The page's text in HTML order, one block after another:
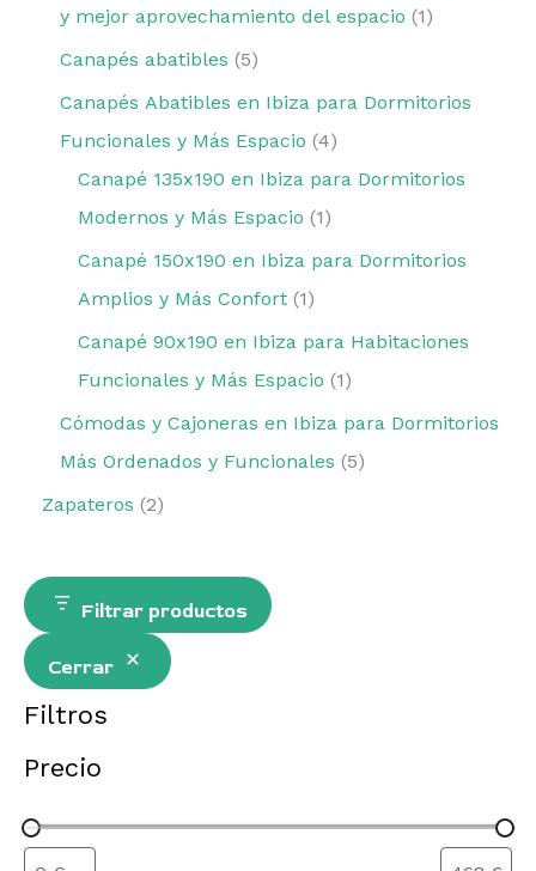
y mejor aprovechamiento del espacio
1
Canapés abatibles
5
Canapés Abatibles en Ibiza para Dormitorios
Funcionales y Más Espacio 4
Canapé 135x190 en Ibiza para Dormitorios
Modernos y Más Espacio
1
Canapé 150x190 en Ibiza para Dormitorios
Amplios y Más Confort 1
Canapé 90x190 en Ibiza para Habitaciones
Funcionales y Más Espacio
1
Cómodas y Cajoneras en Ibiza para Dormitorios
Más Ordenados y Funcionales
5
Zapateros 2
Filtrar productos
Cerrar
Filtros
Precio